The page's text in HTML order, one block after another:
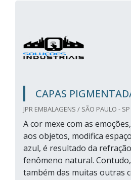
CAPAS
JPR EMBALAGENS / SÃO PAULO - SP
A cor mexe com as
aos objetos, modifica
azul, é resultado da
fenômeno natural.
também das muitas outras